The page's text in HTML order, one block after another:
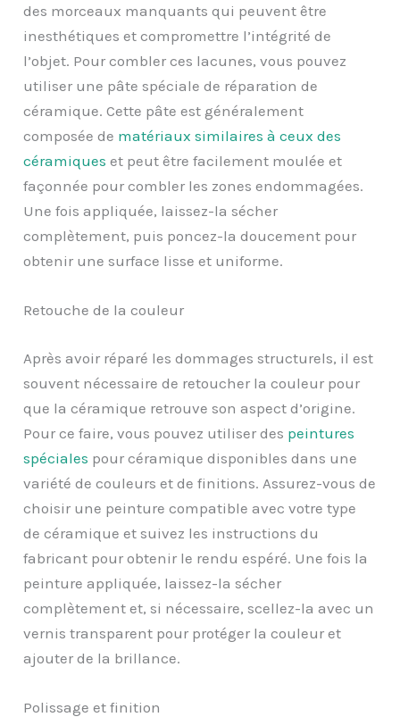
des morceaux manquants qui peuvent être
inesthétiques et compromettre l’intégrité de
l’objet. Pour combler ces lacunes, vous pouvez
utiliser une pâte spéciale de réparation de
céramique. Cette pâte est généralement
composée de matériaux similaires à ceux des
céramiques et peut être facilement moulée et
façonnée pour combler les zones endommagées.
Une fois appliquée, laissez-la sécher
complètement, puis poncez-la doucement pour
obtenir une surface lisse et uniforme.
Retouche de la couleur
Après avoir réparé les dommages structurels, il est
souvent nécessaire de retoucher la couleur pour
que la céramique retrouve son aspect d’origine.
Pour ce faire, vous pouvez utiliser des peintures
spéciales pour céramique disponibles dans une
variété de couleurs et de finitions. Assurez-vous de
choisir une peinture compatible avec votre type
de céramique et suivez les instructions du
fabricant pour obtenir le rendu espéré. Une fois la
peinture appliquée, laissez-la sécher
complètement et, si nécessaire, scellez-la avec un
vernis transparent pour protéger la couleur et
ajouter de la brillance.
Polissage et finition